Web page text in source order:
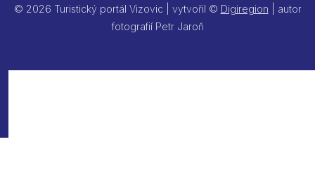
© 2026 Turistický portál Vizovic | vytvořil © Digiregion | autor
fotografií Petr Jaroň